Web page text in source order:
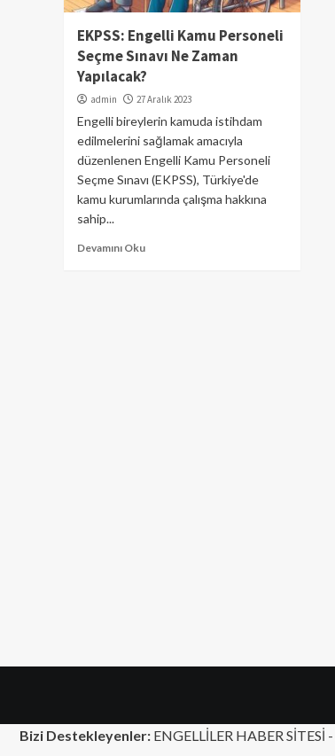
EKPSS: Engelli Kamu Personeli
Seçme Sınavı Ne Zaman
Yapılacak?
admin 27 Aralık 2023
Engelli bireylerin kamuda istihdam
edilmelerini sağlamak amacıyla
düzenlenen Engelli Kamu Personeli
Seçme Sınavı (EKPSS), Türkiye'de
kamu kurumlarında çalışma hakkına
sahip...
Devamını Oku
Bizi Destekleyenler: ENGELLİLER HABER SİTESİ -